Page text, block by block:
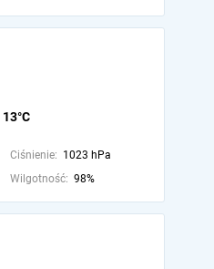
13°C
Ciśnienie: 1023 hPa
Wilgotność: 98%